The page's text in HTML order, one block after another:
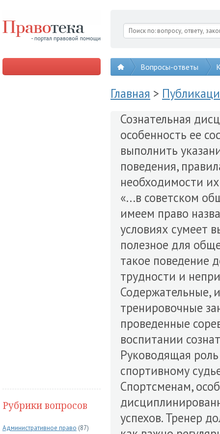
Вопросы-ответы
Рубрики вопросов
Административное право (87)
Главная >
Сознательная
особенность ее
выполнить
поведения,
необходимости
«...в советском
имеем право
условиях сумеет
полезное для
такое поведение
трудности и
Содержательные,
тренировочные
проведенные
воспитании
Руководящая
спортивному
Спортсменам,
успехов. Тренер